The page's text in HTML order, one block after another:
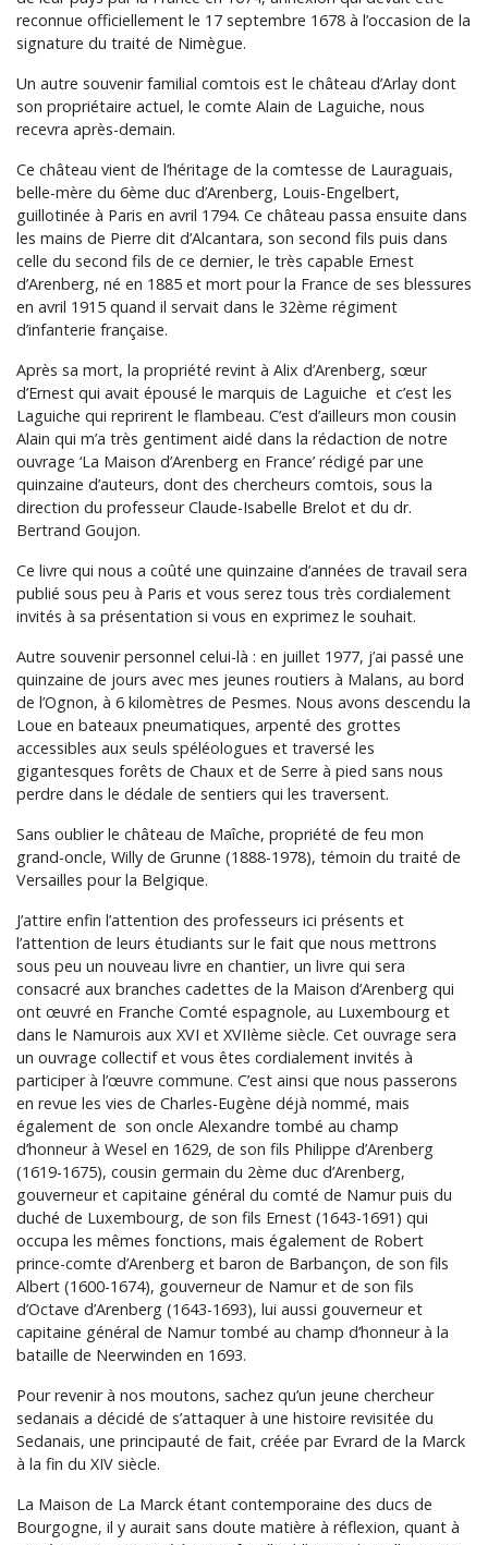
reconnue officiellement le 17 septembre 1678 à l’occasion de la
signature du traité de Nimègue.
Un autre souvenir familial comtois est le château d’Arlay dont
son propriétaire actuel, le comte Alain de Laguiche, nous
recevra après-demain.
Ce château vient de l’héritage de la comtesse de Lauraguais,
belle-mère du 6ème duc d’Arenberg, Louis-Engelbert,
guillotinée à Paris en avril 1794. Ce château passa ensuite dans
les mains de Pierre dit d’Alcantara, son second fils puis dans
celle du second fils de ce dernier, le très capable Ernest
d’Arenberg, né en 1885 et mort pour la France de ses blessures
en avril 1915 quand il servait dans le 32ème régiment
d’infanterie française.
Après sa mort, la propriété revint à Alix d’Arenberg, sœur
d’Ernest qui avait épousé le marquis de Laguiche et c’est les
Laguiche qui reprirent le flambeau. C’est d’ailleurs mon cousin
Alain qui m’a très gentiment aidé dans la rédaction de notre
ouvrage ‘La Maison d’Arenberg en France’ rédigé par une
quinzaine d’auteurs, dont des chercheurs comtois, sous la
direction du professeur Claude-Isabelle Brelot et du dr.
Bertrand Goujon.
Ce livre qui nous a coûté une quinzaine d’années de travail sera
publié sous peu à Paris et vous serez tous très cordialement
invités à sa présentation si vous en exprimez le souhait.
Autre souvenir personnel celui-là : en juillet 1977, j’ai passé une
quinzaine de jours avec mes jeunes routiers à Malans, au bord
de l’Ognon, à 6 kilomètres de Pesmes. Nous avons descendu la
Loue en bateaux pneumatiques, arpenté des grottes
accessibles aux seuls spéléologues et traversé les
gigantesques forêts de Chaux et de Serre à pied sans nous
perdre dans le dédale de sentiers qui les traversent.
Sans oublier le château de Maîche, propriété de feu mon
grand-oncle, Willy de Grunne (1888-1978), témoin du traité de
Versailles pour la Belgique.
J’attire enfin l’attention des professeurs ici présents et
l’attention de leurs étudiants sur le fait que nous mettrons
sous peu un nouveau livre en chantier, un livre qui sera
consacré aux branches cadettes de la Maison d’Arenberg qui
ont œuvré en Franche Comté espagnole, au Luxembourg et
dans le Namurois aux XVI et XVIIème siècle. Cet ouvrage sera
un ouvrage collectif et vous êtes cordialement invités à
participer à l’œuvre commune. C’est ainsi que nous passerons
en revue les vies de Charles-Eugène déjà nommé, mais
également de son oncle Alexandre tombé au champ
d’honneur à Wesel en 1629, de son fils Philippe d’Arenberg
(1619-1675), cousin germain du 2ème duc d’Arenberg,
gouverneur et capitaine général du comté de Namur puis du
duché de Luxembourg, de son fils Ernest (1643-1691) qui
occupa les mêmes fonctions, mais également de Robert
prince-comte d’Arenberg et baron de Barbançon, de son fils
Albert (1600-1674), gouverneur de Namur et de son fils
d’Octave d’Arenberg (1643-1693), lui aussi gouverneur et
capitaine général de Namur tombé au champ d’honneur à la
bataille de Neerwinden en 1693.
Pour revenir à nos moutons, sachez qu’un jeune chercheur
sedanais a décidé de s’attaquer à une histoire revisitée du
Sedanais, une principauté de fait, créée par Evrard de la Marck
à la fin du XIV siècle.
La Maison de La Marck étant contemporaine des ducs de
Bourgogne, il y aurait sans doute matière à réflexion, quant à